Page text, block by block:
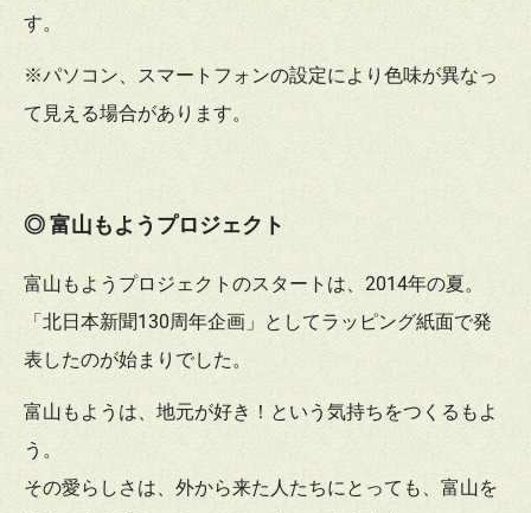
す。
※パソコン、スマートフォンの設定により色味が異なっ
て見える場合があります。
◎ 富山もようプロジェクト
富山もようプロジェクトのスタートは、2014年の夏。
「北日本新聞130周年企画」としてラッピング紙面で発
表したのが始まりでした。
富山もようは、地元が好き！という気持ちをつくるもよ
う。
その愛らしさは、外から来た人たちにとっても、富山を